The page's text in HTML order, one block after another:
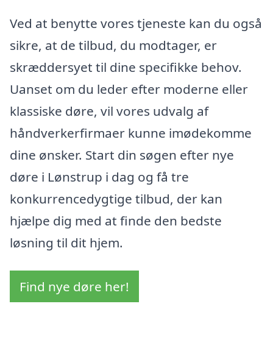
Ved at benytte vores tjeneste kan du også
sikre, at de tilbud, du modtager, er
skræddersyet til dine specifikke behov.
Uanset om du leder efter moderne eller
klassiske døre, vil vores udvalg af
håndverkerfirmaer kunne imødekomme
dine ønsker. Start din søgen efter nye
døre i Lønstrup i dag og få tre
konkurrencedygtige tilbud, der kan
hjælpe dig med at finde den bedste
løsning til dit hjem.
Find nye døre her!